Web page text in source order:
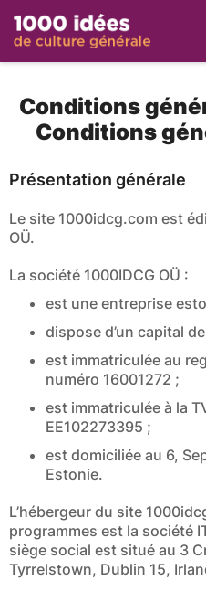
Conditions
Conditions
Présentation générale
Le site 1000idcg.com est
OÜ.
La société 1000IDCG OÜ :
est une entreprise
dispose d’un capital
est immatriculée au
numéro 16001272 ;
est immatriculée à la
EE102273395 ;
est domiciliée au 6,
Estonie.
L’hébergeur du site
programmes est la société
siège social est situé au 3
Tyrrelstown, Dublin 15,